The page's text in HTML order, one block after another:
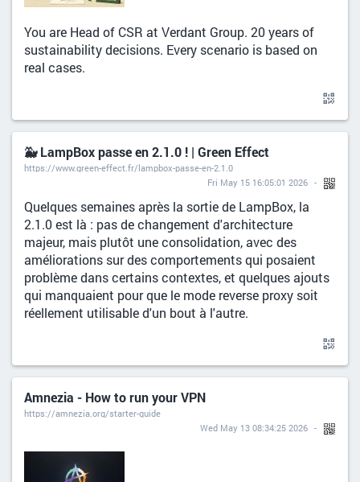
You are Head of CSR at Verdant Group. 20 years of
sustainability decisions. Every scenario is based on
real cases.
🐳 LampBox passe en 2.1.0 ! | Green Effect
https://www.green-effect.fr/lampbox-passe-en-2.1.0
Fri May 15 16:05:01 2026
Quelques semaines après la sortie de LampBox, la
2.1.0 est là : pas de changement d'architecture
majeur, mais plutôt une consolidation, avec des
améliorations sur des comportements qui posaient
problème dans certains contextes, et quelques ajouts
qui manquaient pour que le mode reverse proxy soit
réellement utilisable d'un bout à l'autre.
Amnezia - How to run your VPN
https://amnezia.org/starter-guide
Wed May 13 08:34:25 2026